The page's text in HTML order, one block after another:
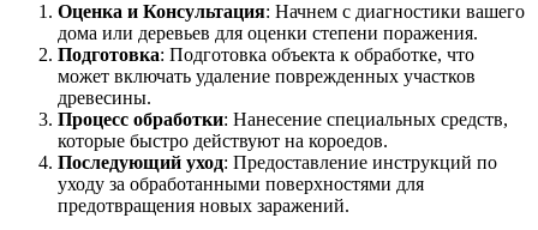
Оценка и Консультация: Начнем с диагностики вашего
дома или деревьев для оценки степени поражения.
Подготовка: Подготовка объекта к обработке, что
может включать удаление поврежденных участков
древесины.
Процесс обработки: Нанесение специальных средств,
которые быстро действуют на короедов.
Последующий уход: Предоставление инструкций по
уходу за обработанными поверхностями для
предотвращения новых заражений.